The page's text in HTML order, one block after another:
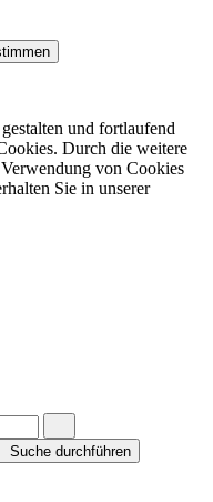
und fortlaufend
Durch die weitere
von Cookies
Sie in unserer
Suche durchführen